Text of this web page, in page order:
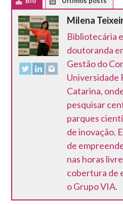
Milena
Bibliotecária
doutoranda
Gestão do
Universidade
Catarina,
pesquisar
parques
de inovação.
de
nas horas
cobertura de
o Grupo VIA.